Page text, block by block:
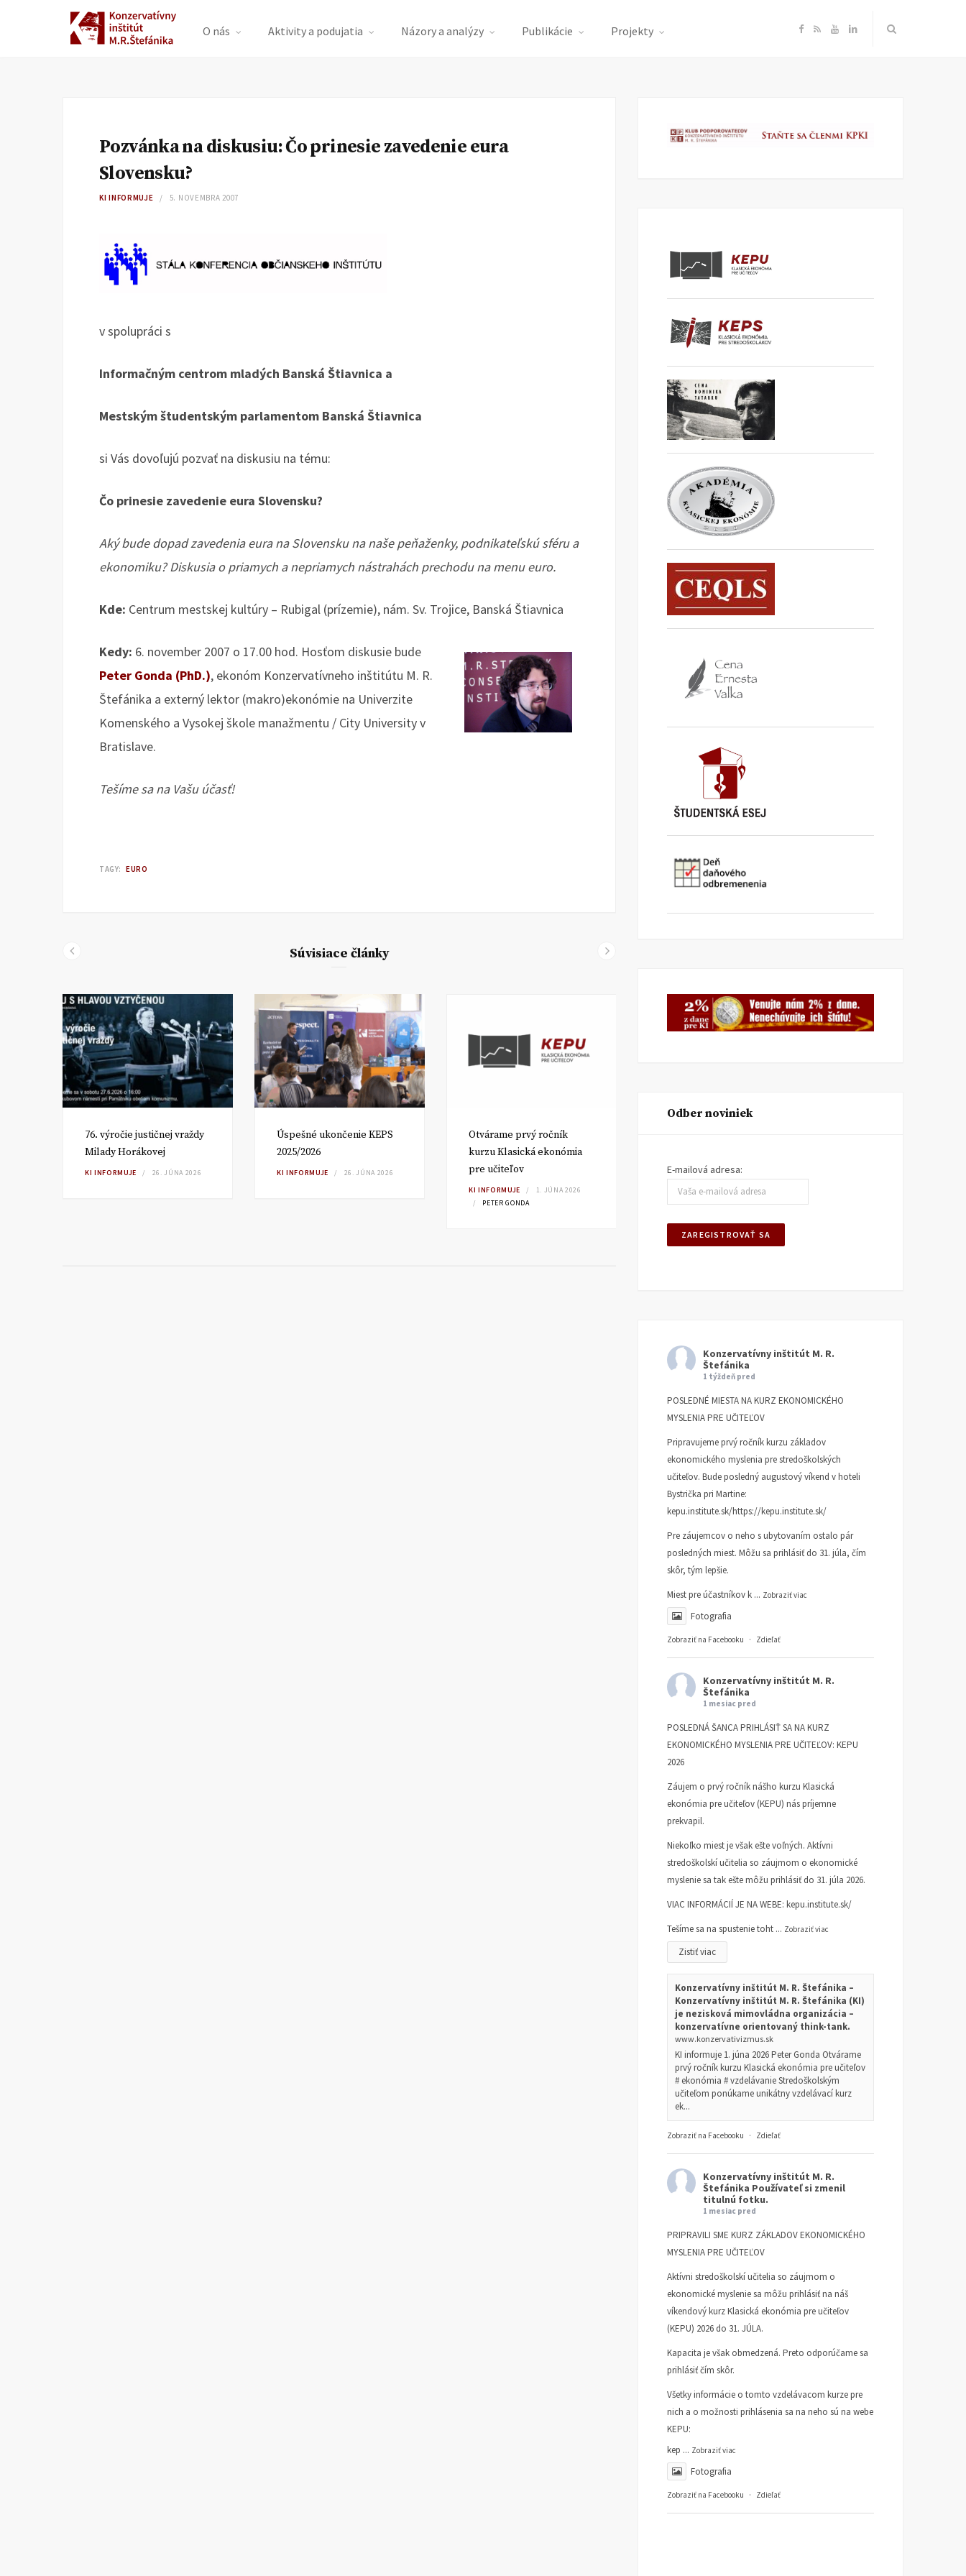
O nás Aktivity a podujatia Názory a analýzy Publikácie Projekty F
e
R Y
T
L
k
Pozvánka na diskusiu: Čo prinesie zavedenie eura
Slovensku?
KI INFORMUJE 5. NOVEMBRA 2007
v spolupráci s
Informačným centrom mladých Banská Štiavnica a
Mestským študentským parlamentom Banská Štiavnica
si Vás dovoľujú pozvať na diskusiu na tému:
Čo prinesie zavedenie eura Slovensku?
Aký bude dopad zavedenia eura na Slovensku na naše peňaženky, podnikateľskú sféru a
ekonomiku? Diskusia o priamych a nepriamych nástrahách prechodu na menu euro.
Kde: Centrum mestskej kultúry – Rubigal (prízemie), nám. Sv. Trojice, Banská Štiavnica
Kedy: 6. november 2007 o 17.00 hod. Hosťom diskusie bude
Peter Gonda (PhD.), ekonóm Konzervatívneho inštitútu M. R.
Štefánika a externý lektor (makro)ekonómie na Univerzite
Komenského a Vysokej škole manažmentu / City University v
Bratislave.
Tešíme sa na Vašu účasť!
TAGY: EURO
Súvisiace články
76. výročie justičnej vraždy
Milady Horákovej
KI INFORMUJE 26. JÚNA 2026
Úspešné ukončenie KEPS
2025/2026
KI INFORMUJE 26. JÚNA 2026
Otvárame prvý ročník
kurzu Klasická ekonómia
pre učiteľov
KI INFORMUJE
1. JÚNA 2026
PETER GONDA
Odber noviniek
E-mailová adresa:
Konzervatívny inštitút M. R.
Štefánika
1 týždeň pred
POSLEDNÉ MIESTA NA KURZ EKONOMICKÉHO
MYSLENIA PRE UČITEĽOV
Pripravujeme prvý ročník kurzu základov
ekonomického myslenia pre stredoškolských
učiteľov. Bude posledný augustový víkend v hoteli
Bystrička pri Martine:
kepu.institute.sk/https://kepu.institute.sk/
Pre záujemcov o neho s ubytovaním ostalo pár
posledných miest. Môžu sa prihlásiť do 31. júla, čím
skôr, tým lepšie.
Miest pre účastníkov k ... Zobraziť viac
Fotografia
Zobraziť na Facebooku · Zdieľať
Konzervatívny inštitút M. R.
Štefánika
1 mesiac pred
POSLEDNÁ ŠANCA PRIHLÁSIŤ SA NA KURZ
EKONOMICKÉHO MYSLENIA PRE UČITEĽOV: KEPU
2026
Záujem o prvý ročník nášho kurzu Klasická
ekonómia pre učiteľov (KEPU) nás príjemne
prekvapil.
Niekoľko miest je však ešte voľných. Aktívni
stredoškolskí učitelia so záujmom o ekonomické
myslenie sa tak ešte môžu prihlásiť do 31. júla 2026.
VIAC INFORMÁCIÍ JE NA WEBE: kepu.institute.sk/
Tešíme sa na spustenie toht ... Zobraziť viac
Zistiť viac
Konzervatívny inštitút M. R. Štefánika –
Konzervatívny inštitút M. R. Štefánika (KI)
je nezisková mimovládna organizácia –
konzervatívne orientovaný think-tank.
www.konzervativizmus.sk
KI informuje 1. júna 2026 Peter Gonda Otvárame
prvý ročník kurzu Klasická ekonómia pre učiteľov
# ekonómia # vzdelávanie Stredoškolským
učiteľom ponúkame unikátny vzdelávací kurz
ek...
Zobraziť na Facebooku · Zdieľať
Konzervatívny inštitút M. R.
Štefánika Používateľ si zmenil
titulnú fotku.
1 mesiac pred
PRIPRAVILI SME KURZ ZÁKLADOV EKONOMICKÉHO
MYSLENIA PRE UČITEĽOV
Aktívni stredoškolskí učitelia so záujmom o
ekonomické myslenie sa môžu prihlásiť na náš
víkendový kurz Klasická ekonómia pre učiteľov
(KEPU) 2026 do 31. JÚLA.
Kapacita je však obmedzená. Preto odporúčame sa
prihlásiť čím skôr.
Všetky informácie o tomto vzdelávacom kurze pre
nich a o možnosti prihlásenia sa na neho sú na webe
KEPU:
kep ... Zobraziť viac
Fotografia
Zobraziť na Facebooku · Zdieľať